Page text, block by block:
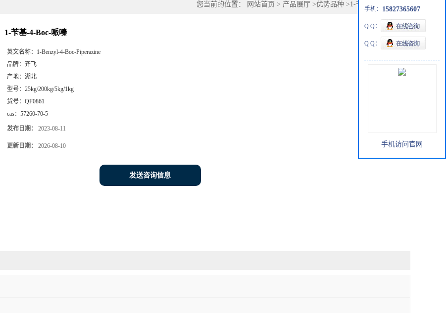
您当前的位置： 网站首页 > 产品展厅 >优势品种 >1-苄基-4-Boc-哌嗪
1-苄基-4-Boc-哌嗪
英文名称： 1-Benzyl-4-Boc-Piperazine
品牌： 齐飞
产地： 湖北
型号： 25kg/200kg/5kg/1kg
货号： QF0861
cas： 57260-70-5
发布日期： 2023-08-11
更新日期： 2026-08-10
发送咨询信息
手机： 15827365607
Q Q：
Q Q：
手机访问官网